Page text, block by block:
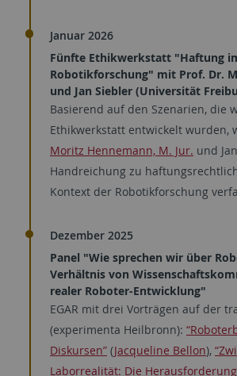
Januar 2026
Fünfte Ethikwerkstatt "Haftung
Robotikforschung" mit Prof. Dr.
und Jan Siebler (Universität
Basierend auf den Szenarien, die
Ethikwerkstatt entwickelt wurden,
Moritz Hennemann, M. Jur. und
Handreichung zu
Kontext der Robotikforschung
Dezember 2025
Panel "Wie sprechen wir über
Verhältnis von
realer Roboter-Entwicklung"
EGAR mit drei Vorträgen auf der
(experimenta Heilbronn):
Diskursen” (Jacqueline Bellon),
Laborrealität: Die